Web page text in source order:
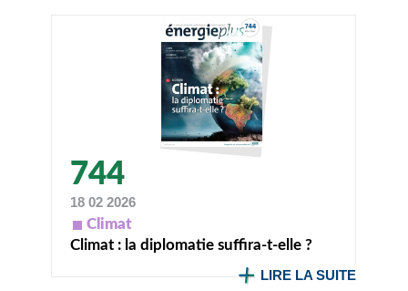
744
18 02 2026
Climat
Climat : la diplomatie suffira-t-elle ?
LIRE LA SUITE